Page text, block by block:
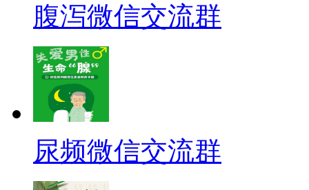
腹泻微信交流群
尿频微信交流群